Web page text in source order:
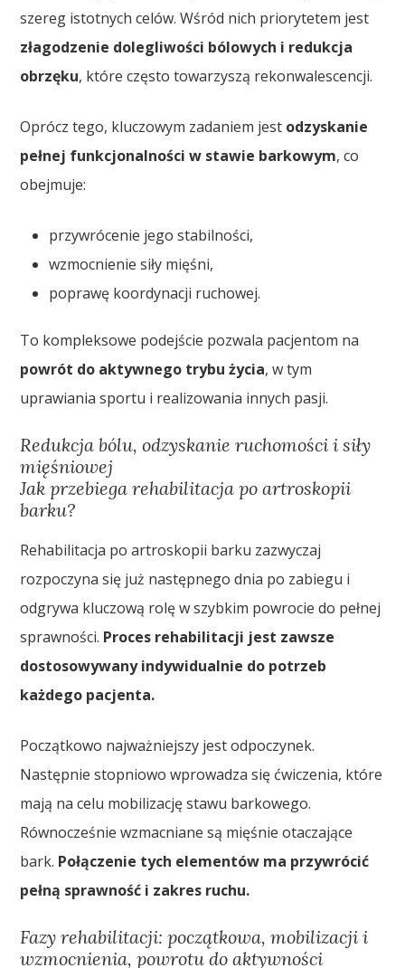
szereg istotnych celów. Wśród nich priorytetem jest
złagodzenie dolegliwości bólowych i redukcja
obrzęku, które często towarzyszą rekonwalescencji.
Oprócz tego, kluczowym zadaniem jest odzyskanie
pełnej funkcjonalności w stawie barkowym, co
obejmuje:
przywrócenie jego stabilności,
wzmocnienie siły mięśni,
poprawę koordynacji ruchowej.
To kompleksowe podejście pozwala pacjentom na
powrót do aktywnego trybu życia, w tym
uprawiania sportu i realizowania innych pasji.
Redukcja bólu, odzyskanie ruchomości i siły
mięśniowej
Jak przebiega rehabilitacja po artroskopii
barku?
Rehabilitacja po artroskopii barku zazwyczaj
rozpoczyna się już następnego dnia po zabiegu i
odgrywa kluczową rolę w szybkim powrocie do pełnej
sprawności. Proces rehabilitacji jest zawsze
dostosowywany indywidualnie do potrzeb
każdego pacjenta.
Początkowo najważniejszy jest odpoczynek.
Następnie stopniowo wprowadza się ćwiczenia, które
mają na celu mobilizację stawu barkowego.
Równocześnie wzmacniane są mięśnie otaczające
bark. Połączenie tych elementów ma przywrócić
pełną sprawność i zakres ruchu.
Fazy rehabilitacji: początkowa, mobilizacji i
wzmocnienia, powrotu do aktywności